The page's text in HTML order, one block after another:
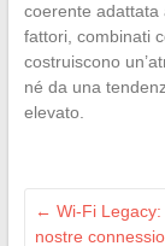
coerente adattata
fattori, combinati
costruiscono
né da una
elevato.
← Wi-Fi
nostre